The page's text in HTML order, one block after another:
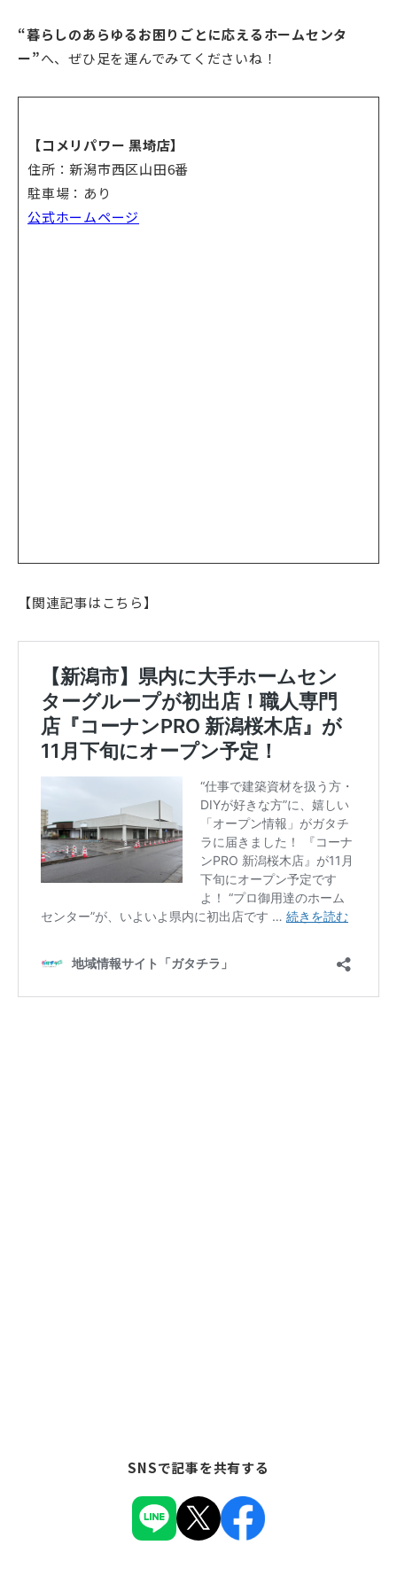
“暮らしのあらゆるお困りごとに応えるホームセンタ
ー”へ、ぜひ足を運んでみてくださいね！
【コメリパワー 黒埼店】
住所：新潟市西区山田6番
駐車場：あり
公式ホームページ
【関連記事はこちら】
SNSで記事を共有する